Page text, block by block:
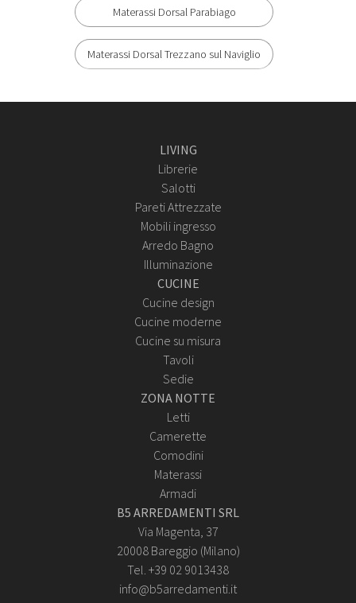
Materassi Dorsal Parabiago
Materassi Dorsal Trezzano sul Naviglio
LIVING
Librerie
Salotti
Pareti Attrezzate
Mobili ingresso
Arredo Bagno
Illuminazione
CUCINE
Cucine design
Cucine moderne
Cucine su misura
Tavoli
Sedie
ZONA NOTTE
Letti
Camerette
Comodini
Materassi
Armadi
B5 ARREDAMENTI SRL
Via Magenta, 37
20008 Bareggio (Milano)
Tel. +39 02 9013438
info@b5arredamenti.it